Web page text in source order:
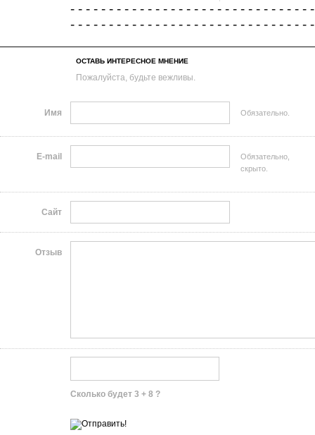
- - - - - - - - - - - - - - - - - - - - - - - - - - - - - - -
- - - - - - - - - - - - - - - - - - - - - - - - - - - - - - -
ОСТАВЬ ИНТЕРЕСНОЕ МНЕНИЕ
Пожалуйста, будьте вежливы.
Имя Обязательно.
E-mail
Обязательно,
скрыто.
Сайт
Отзыв
Сколько будет 3 + 8 ?